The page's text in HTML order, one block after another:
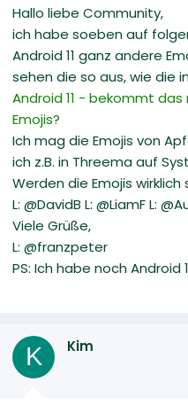
m
Hallo liebe Community,
ich habe soeben auf
Android 11 ganz andere
sehen die so aus, wie die
Android 11 - bekommt
Emojis?
Ich mag die Emojis von
ich z.B. in Threema auf
Werden die Emojis wirklich
L: @DavidB L: @LiamF L:
Viele Grüße,
L: @franzpeter
PS: Ich habe noch Android
K Kim